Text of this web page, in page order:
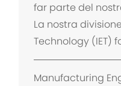
far parte del
La nostra
Technology (IET)
Manufacturing